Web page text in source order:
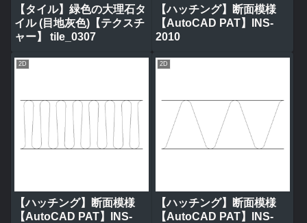
【タイル】緑色の大理石タ
イル (目地灰色)【テクスチ
ャー】 tile_0307
【ハッチング】断面模様
【AutoCAD PAT】INS-
2010
2D
【ハッチング】断面模様
【AutoCAD PAT】INS-
2D
【ハッチング】断面模様
【AutoCAD PAT】INS-